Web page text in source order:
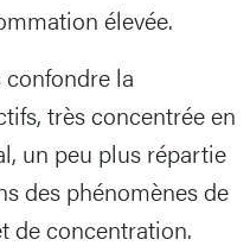
élevée.
confondre la
très concentrée en
un peu plus répartie
des phénomènes de
de concentration.